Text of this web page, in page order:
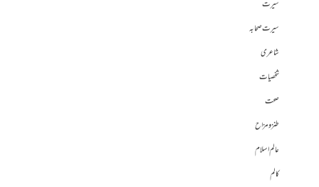
سیرت
سیرت صحابہ
شاعری
شخصیات
صحت
طنز و مزاح
عالم اسلام
کالم